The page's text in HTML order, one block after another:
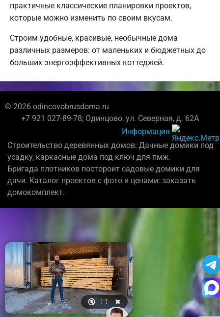
практичные классические планировки проектов,
которые можно изменить по своим вкусам.
Строим удобные, красивые, необычные дома
различных размеров: от маленьких и бюджетных до
больших энергоэффективных коттеджей.
© 2026 odincovobrusdoma.ru
+7 921 027-89-78; Одинцово, ул. Северная, д. 62А
Информация
Строительство деревянных домов: Дачные домики под
усадку, каркасные дома под ключ для пмж.
Бригада плотников постороит садовые домики для
дачи. Каталог проектов с фото и ценами: заказать
домокомплект.
🔇 ⛶ ✖